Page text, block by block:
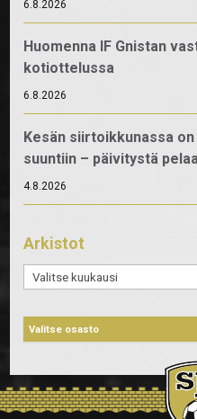
6.8.2026
Huomenna IF Gnistan
kotiottelussa
6.8.2026
Kesän siirtoikkunassa
suuntiin – päivitystä
4.8.2026
Arkistot
Arkistot